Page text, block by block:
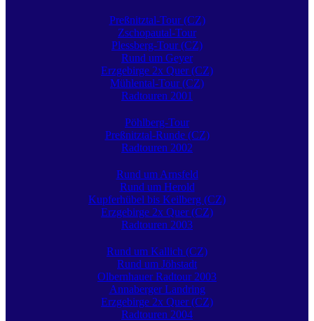
Preßnitztal-Tour (CZ)
Zschopautal-Tour
Plessberg-Tour (CZ)
Rund um Geyer
Erzgebirge 2x Quer (CZ)
Mühlental-Tour (CZ)
Radtouren 2001
Pöhlberg-Tour
Preßnitztal-Runde (CZ)
Radtouren 2002
Rund um Arnsfeld
Rund um Herold
Kupferhübel bis Keilberg (CZ)
Erzgebirge 2x Quer (CZ)
Radtouren 2003
Rund um Kallich (CZ)
Rund um Jöhstadt
Olbernhauer Radtour 2003
Annaberger Landring
Erzgebirge 2x Quer (CZ)
Radtouren 2004